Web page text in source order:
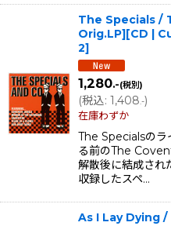
The Specials /
Orig.LP][CD |
2]
1,280.-(税別)
(税込: 1,408.-)
在庫わずか
The Specialsのラ
る前のThe
解散後に結成さ
収録したスペ…
As I Lay Dying /